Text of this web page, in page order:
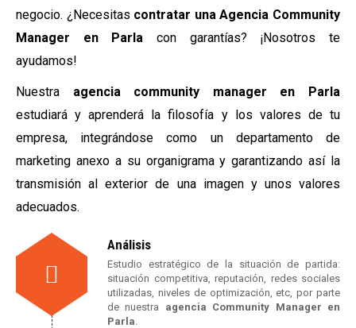
negocio. ¿Necesitas contratar una Agencia Community
Manager
en Parlacon garantías? ¡Nosotros te
ayudamos!
Nuestra agencia community manager en Parla
estudiará y aprenderá la filosofía y los valores de tu
empresa, integrándose como un departamento de
marketing anexo a su organigrama y garantizando así la
transmisión al exterior de una imagen y unos valores
adecuados.
Análisis
Estudio estratégico de la situación de partida:
situación competitiva, reputación, redes sociales
utilizadas, niveles de optimización, etc, por parte
de nuestra agencia Community Manager en
Parla.